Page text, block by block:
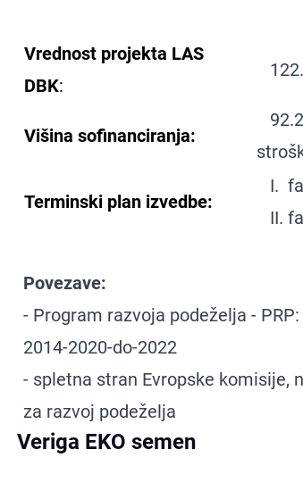
Vrednost projekta LAS
DBK:
Višina sofinanciranja:
Terminski plan izvedbe:
I.
II.
Povezave:
- Program razvoja podeželja - PRP:
2014-2020-do-2022
- spletna stran Evropske komisije,
za razvoj podeželja
Veriga EKO semen